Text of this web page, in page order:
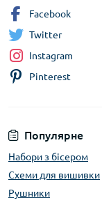
Популярне
Набори з бісером
Схеми для вишивки
Рушники
Facebook
Twitter
Instagram
Pinterest